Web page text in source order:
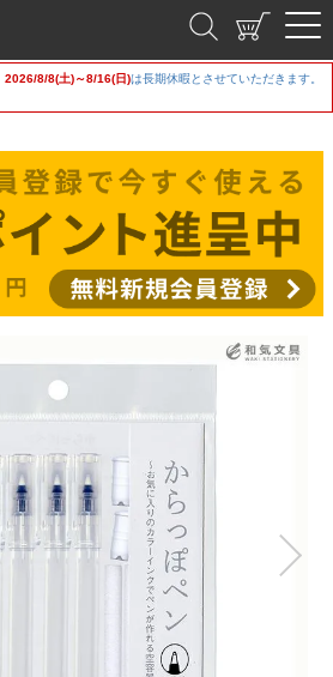
2026/8/8(土)～8/16(日)は長期休暇とさせていただきます。